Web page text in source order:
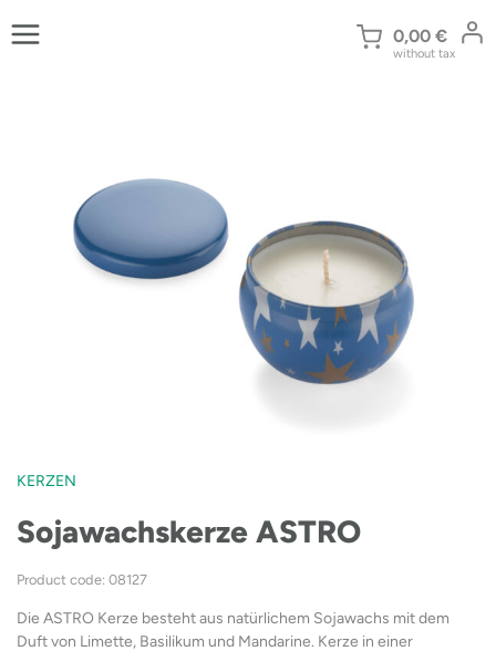
Inhalt
0,00 €
without tax
KERZEN
Sojawachskerze ASTRO
Product code: 08127
Die ASTRO Kerze besteht aus natürlichem Sojawachs mit dem
Duft von Limette, Basilikum und Mandarine. Kerze in einer